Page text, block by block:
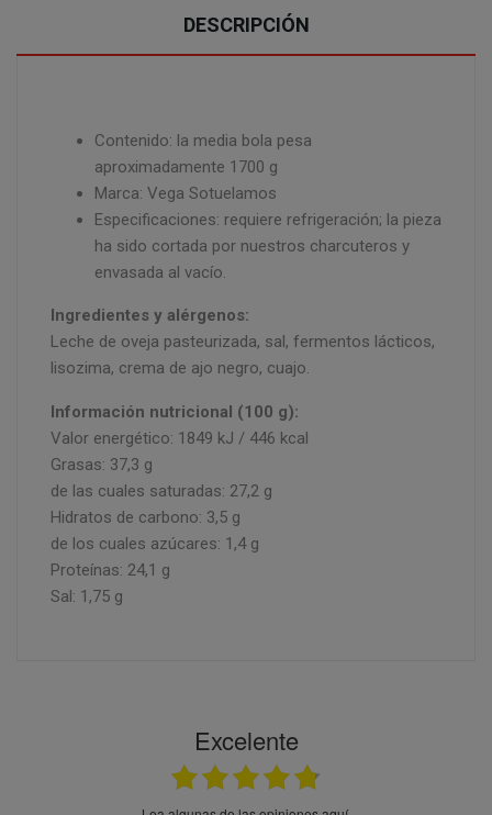
DESCRIPCIÓN
Contenido: la media bola pesa
aproximadamente 1700 g
Marca: Vega Sotuelamos
Especificaciones: requiere refrigeración; la pieza
ha sido cortada por nuestros charcuteros y
envasada al vacío.
Ingredientes y alérgenos:
Leche de oveja pasteurizada, sal, fermentos lácticos,
lisozima, crema de ajo negro, cuajo.
Información nutricional (100 g):
Valor energético: 1849 kJ / 446 kcal
Grasas: 37,3 g
de las cuales saturadas: 27,2 g
Hidratos de carbono: 3,5 g
de los cuales azúcares: 1,4 g
Proteínas: 24,1 g
Sal: 1,75 g
Excelente